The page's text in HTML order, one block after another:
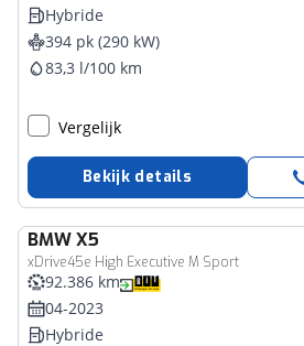
Hybride
394 pk (290 kW)
83,3 l/100 km
Vergelijk
Bekijk details
BMWX5
xDrive45e High Executive M Sport
92.386 km
04-2023
Hybride